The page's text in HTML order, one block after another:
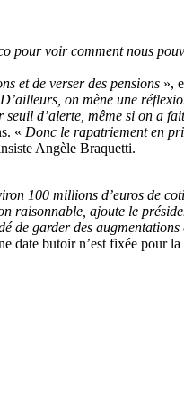
pour voir comment nous
et de verser des pensions »,
on mène une
d’alerte, même si on a
« Donc le rapatriement en
Angèle Braquetti.
100 millions d’euros de
raisonnable, ajoute le
de garder des
butoir n’est fixée pour